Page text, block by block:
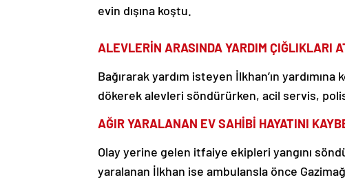
evin dışına koştu.
ALEVLERİN ARASINDA YARDIM ÇIĞLIKLARI
Bağırarak yardım isteyen İlkhan’ın
dökerek alevleri söndürürken, acil servis,
AĞIR YARALANAN EV SAHİBİ HAYATINI
Olay yerine gelen itfaiye ekipleri yangını
yaralanan İlkhan ise ambulansla önce